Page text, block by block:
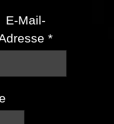
E-Mail-
*